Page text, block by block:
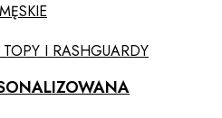
TOPY I RASHGUARDY